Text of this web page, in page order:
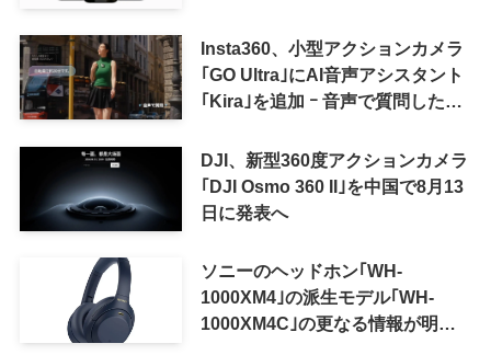
Insta360、小型アクションカメラ
｢GO Ultra｣にAI音声アシスタント
｢Kira｣を追加 ｰ 音声で質問した
可能に
DJI、新型360度アクションカメラ
｢DJI Osmo 360 II｣を中国で8月13
日に発表へ
ソニーのヘッドホン｢WH-
1000XM4｣の派生モデル｢WH-
1000XM4C｣の更なる情報が明ら